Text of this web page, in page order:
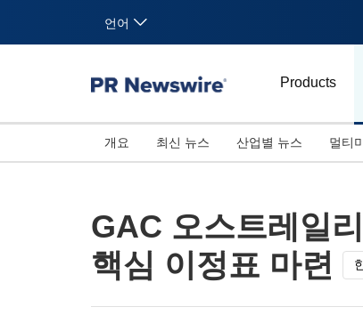
언어
Products
개요 최신 뉴스 산업별 뉴스 멀티
GAC 오스트레일
핵심 이정표 마련